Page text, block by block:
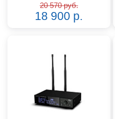
20 570 руб.
18 900 р.